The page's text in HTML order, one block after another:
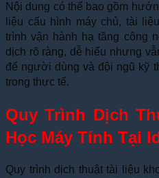
Nội dung có thể bao gồm
liệu cấu hình máy chủ, tài
trình vận hành hạ tầng công
dịch rõ ràng, dễ hiểu nhưng
để người dùng và đội ngũ kỹ
trong thực tế.
Quy Trình Dịch
Học Máy Tính Tại
Quy trình dịch thuật tài liệu